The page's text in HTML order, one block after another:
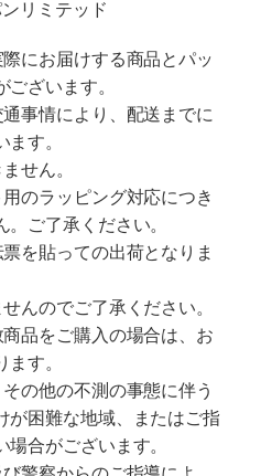
リミテッド
にお届けする商品とパッ
ざいます。
事情により、配送までに
す。
せん。
のラッピング対応につき
ご了承ください。
を貼っての出荷となりま
んのでご了承ください。
品をご購入の場合は、お
す。
の他の不測の事態に伴う
が困難な地域、またはご指
合がございます。